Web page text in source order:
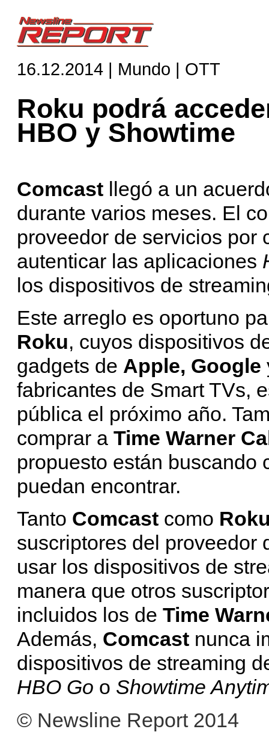
16.12.2014 | Mundo | OTT
Roku podrá
HBO y Showtime
Comcast llegó a un
durante varios meses. El
proveedor de servicios por
autenticar las aplicaciones
los dispositivos de
Este arreglo es oportuno
Roku, cuyos dispositivos
gadgets de Apple, Google
fabricantes de Smart TVs,
pública el próximo año.
comprar a Time Warner
propuesto están buscando
puedan encontrar.
Tanto Comcast como
suscriptores del proveedor
usar los dispositivos de
manera que otros
incluidos los de Time
Además, Comcast nunca
dispositivos de streaming
HBO Go o Showtime
© Newsline Report 2014